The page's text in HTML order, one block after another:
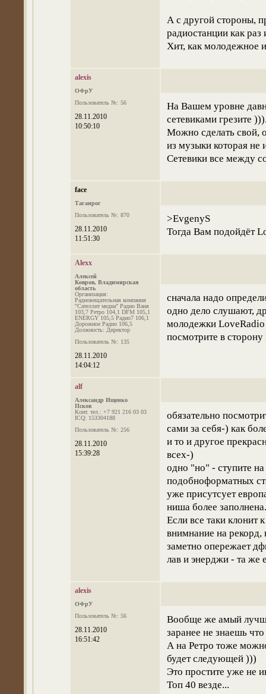
А с другой стороны,
радиостанции как
Хит, как молодежное
alexis
ОФрУ
Пользователь №: 56
28.11.2010
10:50:10
На Вашем уровне
сетевиками грезите
Можно сделать свой,
из музыки которая не
Сетевики все между
face
Таганрог
Пользователь №: 870
28.11.2010
11:51:30
>EvgenyS
Тогда Вам подойдёт
Alexx
Алексей
Ковров, Владимирская
область
Организация:
Радиовещательная компания
"Сателлит медиа" Радио Ваня
103,7 Ретро 104,1 DFM 105,1
ENERGY 105,5 Радио7 106,1
Дорожное Радио 106,5
Должность: Директор
Пользователь №: 135
28.11.2010
14:04:12
сначала надо
одно дело слушают,
молодежки LoveRadio
посмотрите в
alf
Александр Ищенко
Псков
Конт. тел.: +7 921 216 03 03
ICQ: 153304188
Пользователь №: 256
28.11.2010
15:39:28
обязательно
сами за себя-) как
и то и другое
всех-)
одно "но" - ступите
подобноформатных
уже присутсует
ниша более заполнена.
Если все таки клонит
внимнание на рекорд,
заметно опережает
лав и энерджи - та же
alexis
ОФрУ
Пользователь №: 56
28.11.2010
16:51:42
Вообще же амый
заранее не знаешь
А на Ретро тоже
будет следующей )))
Это простите уже не
Топ 40 везде...